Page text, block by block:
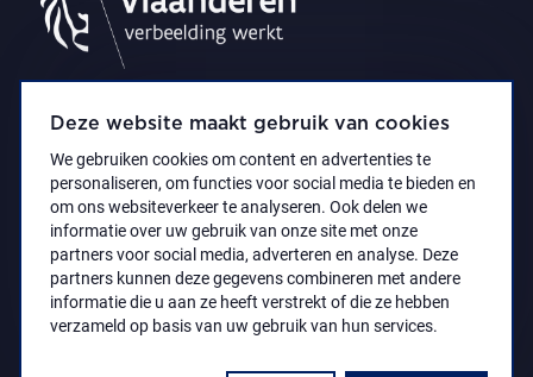
Deze website maakt gebruik van cookies
We gebruiken cookies om content en advertenties te
personaliseren, om functies voor social media te bieden en
om ons websiteverkeer te analyseren. Ook delen we
informatie over uw gebruik van onze site met onze
partners voor social media, adverteren en analyse. Deze
partners kunnen deze gegevens combineren met andere
informatie die u aan ze heeft verstrekt of die ze hebben
verzameld op basis van uw gebruik van hun services.
Déclaration d’accessibilitéPrivacy policy
© 2021 Koninklijk Museum voor Schone Kunsten